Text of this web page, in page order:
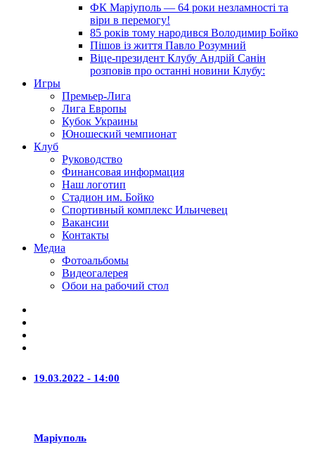
ФК Маріуполь — 64 роки незламності та
віри в перемогу!
85 років тому народився Володимир Бойко
Пішов із життя Павло Розумний
Віце-президент Клубу Андрій Санін
розповів про останні новини Клубу:
Игры
Премьер-Лига
Лига Европы
Кубок Украины
Юношеский чемпионат
Клуб
Руководство
Финансовая информация
Наш логотип
Стадион им. Бойко
Спортивный комплекс Ильичевец
Вакансии
Контакты
Медиа
Фотоальбомы
Видеогалерея
Обои на рабочий стол
19.03.2022 - 14:00
Маріуполь